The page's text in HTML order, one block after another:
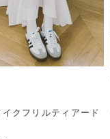
イクフリルティアード